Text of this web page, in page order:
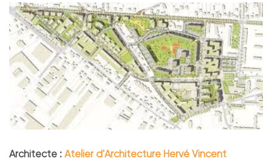
Architecte : Atelier d'Architecture Hervé Vincent